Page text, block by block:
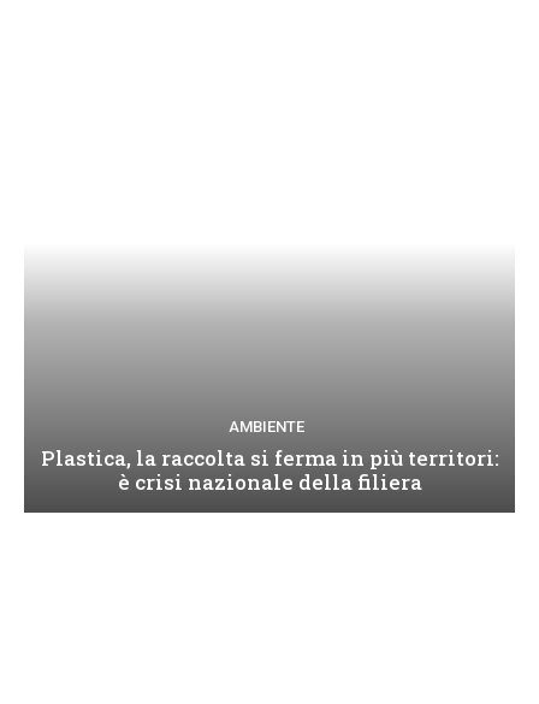
AMBIENTE
Plastica, la raccolta si ferma in più territori:
è crisi nazionale della filiera